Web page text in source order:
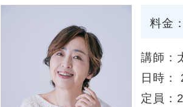
料金：
講師：
日時：
定員：